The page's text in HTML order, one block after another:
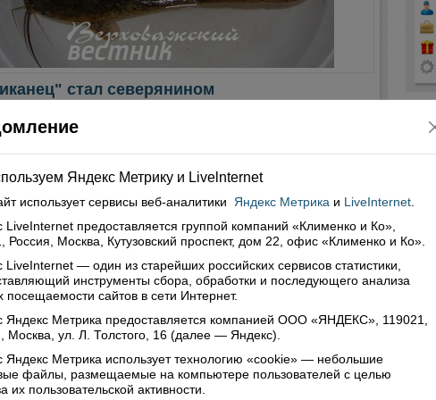
стал северянином
по-прежнему остается немало экономических ниш, которые
деятельности сейчас как никогда актуальна в связи с
обоюдных торговых санкций. Зато пример деловой
и хватки демонстрируют тотемские предприниматели. Чем
Читать далее
0 Просмотры: 3913
Яндекс Метрику и Livelnternet
использует сервисы веб-аналитики Яндекс Метрика и LiveInternet
LiveInternet предоставляется группой компаний «Клименко и Ко»,
Россия, Москва, Кутузовский проспект, дом 22, офис «Клименко и Ко».
LiveInternet — один из старейших российских сервисов статистики,
инструменты сбора, обработки и последующего анализа
посещаемости сайтов в сети Интернет.
Яндекс Метрика предоставляется компанией ООО «ЯНДЕКС», 119021,
Москва, ул. Л. Толстого, 16 (далее — Яндекс).
Яндекс Метрика использует технологию «cookie» — небольшие
файлы, размещаемые на компьютере пользователей с целью
их пользовательской активности.